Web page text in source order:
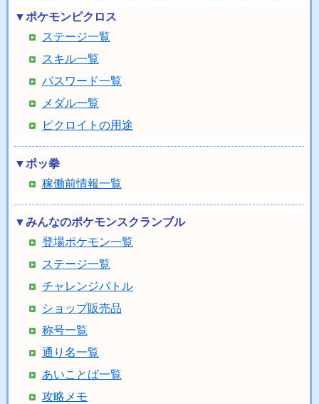
▼ポケモンピクロス
ステージ一覧
スキル一覧
パスワード一覧
メダル一覧
ピクロイトの用途
▼ポッ拳
稼働前情報一覧
▼みんなのポケモンスクランブル
登場ポケモン一覧
ステージ一覧
チャレンジバトル
ショップ販売品
称号一覧
通り名一覧
あいことば一覧
攻略メモ